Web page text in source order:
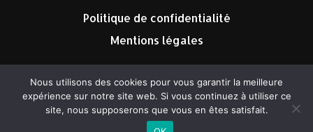
Politique de confidentialité
Mentions légales
©2023 Therm’Energie tous droits réservés
Nous utilisons des cookies pour vous garantir la meilleure
expérience sur notre site web. Si vous continuez à utiliser ce
site, nous supposerons que vous en êtes satisfait.